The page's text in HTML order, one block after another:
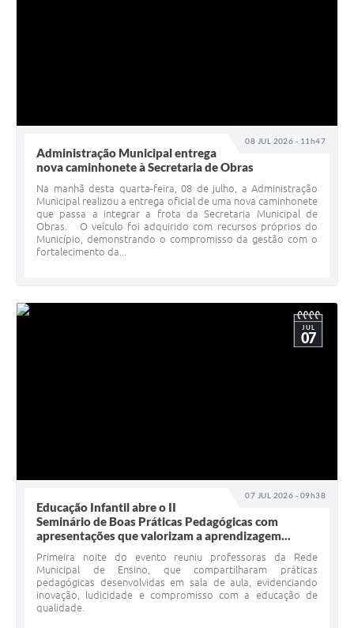
08 JUL 2026 - 11h47
Administração Municipal entrega
nova caminhonete à Secretaria de Obras
Na manhã desta quarta-feira, 08 de julho, a Administração
Municipal realizou a entrega oficial de uma nova caminhonete
que passa a integrar a frota da Secretaria Municipal de
Obras. O veículo foi adquirido com recursos próprios do
Município, demonstrando o compromisso da gestão com o
fortalecimento da...
07 JUL 2026 - 09h38
JUL
07
Educação Infantil abre o II
Seminário de Boas Práticas Pedagógicas com
apresentações que valorizam a aprendizagem...
Primeira noite do evento reuniu professoras da Rede
Municipal de Ensino, que compartilharam práticas
pedagógicas desenvolvidas em sala de aula, evidenciando
inovação, ludicidade e compromisso com a educação de
qualidade.